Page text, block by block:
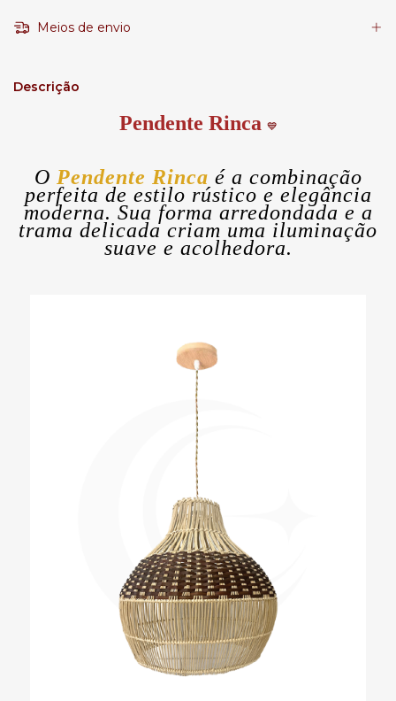
Meios de envio
Descrição
Pendente Rinca 💙
O Pendente Rinca é a combinação
perfeita de estilo rústico e elegância
moderna. Sua forma arredondada e a
trama delicada criam uma iluminação
suave e acolhedora.